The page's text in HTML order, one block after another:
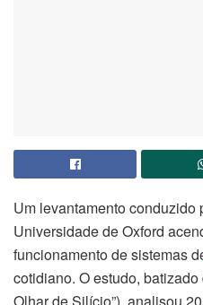
Um levantamento conduzido
Universidade de Oxford
funcionamento de sistemas
cotidiano. O estudo, batizado
Olhar de Silício”), analisou